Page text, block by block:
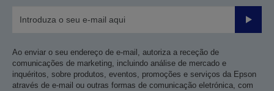
Enviar
Ao enviar o seu endereço de e-mail, autoriza a receção de
comunicações de marketing, incluindo análise de mercado e
inquéritos, sobre produtos, eventos, promoções e serviços da Epson
através de e-mail ou outras formas de comunicação eletrónica, com